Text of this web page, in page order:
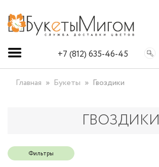
+7 (812) 635-46-45
Главная Букеты Гвоздики
ГВОЗДИКИ
Фильтры